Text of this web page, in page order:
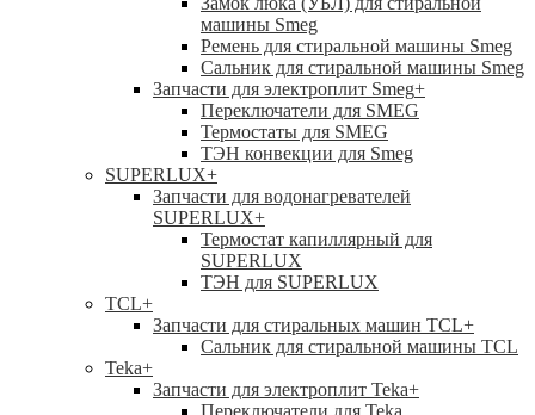
машины Smeg
Ремень для стиральной машины Smeg
Сальник для стиральной машины Smeg
Запчасти для электроплит Smeg+
Переключатели для SMEG
Термостаты для SMEG
ТЭН конвекции для Smeg
SUPERLUX+
Запчасти для водонагревателей
SUPERLUX+
Термостат капиллярный для
SUPERLUX
ТЭН для SUPERLUX
TCL+
Запчасти для стиральных машин TCL+
Сальник для стиральной машины TCL
Teka+
Запчасти для электроплит Teka+
Переключатели для Teka